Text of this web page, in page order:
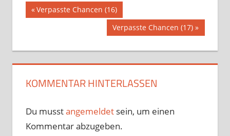
Beitragsnavigation
Vorheriger
Beitrag:
Verpasste Chancen (16)
Nächster
Verpasste Chancen (17)
KOMMENTAR HINTERLASSEN
Du musstangemeldetsein, um einen
Kommentar abzugeben.